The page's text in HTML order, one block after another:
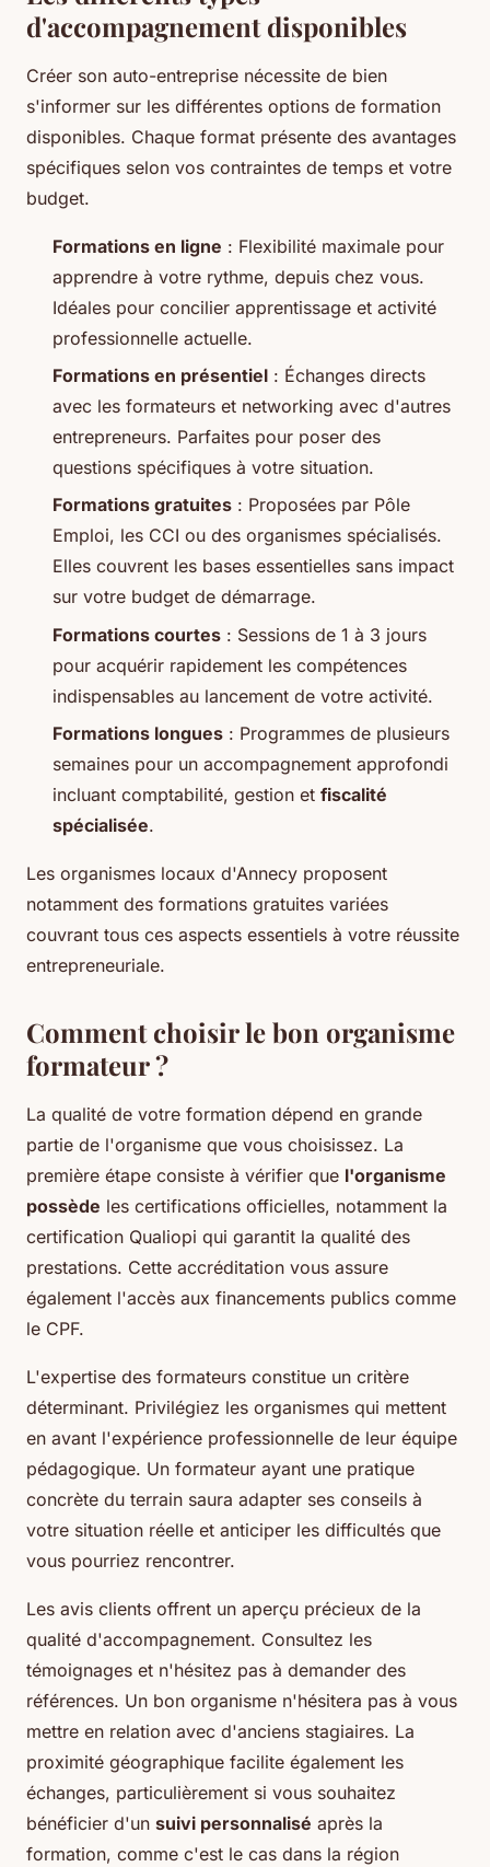
d'accompagnement disponibles
Créer son auto-entreprise nécessite de bien
s'informer sur les différentes options de formation
disponibles. Chaque format présente des avantages
spécifiques selon vos contraintes de temps et votre
budget.
Formations en ligne : Flexibilité maximale pour
apprendre à votre rythme, depuis chez vous.
Idéales pour concilier apprentissage et activité
professionnelle actuelle.
Formations en présentiel : Échanges directs
avec les formateurs et networking avec d'autres
entrepreneurs. Parfaites pour poser des
questions spécifiques à votre situation.
Formations gratuites : Proposées par Pôle
Emploi, les CCI ou des organismes spécialisés.
Elles couvrent les bases essentielles sans impact
sur votre budget de démarrage.
Formations courtes : Sessions de 1 à 3 jours
pour acquérir rapidement les compétences
indispensables au lancement de votre activité.
Formations longues : Programmes de plusieurs
semaines pour un accompagnement approfondi
incluant comptabilité, gestion et fiscalité
spécialisée.
Les organismes locaux d'Annecy proposent
notamment des formations gratuites variées
couvrant tous ces aspects essentiels à votre réussite
entrepreneuriale.
Comment choisir le bon organisme
formateur ?
La qualité de votre formation dépend en grande
partie de l'organisme que vous choisissez. La
première étape consiste à vérifier que l'organisme
possède les certifications officielles, notamment la
certification Qualiopi qui garantit la qualité des
prestations. Cette accréditation vous assure
également l'accès aux financements publics comme
le CPF.
L'expertise des formateurs constitue un critère
déterminant. Privilégiez les organismes qui mettent
en avant l'expérience professionnelle de leur équipe
pédagogique. Un formateur ayant une pratique
concrète du terrain saura adapter ses conseils à
votre situation réelle et anticiper les difficultés que
vous pourriez rencontrer.
Les avis clients offrent un aperçu précieux de la
qualité d'accompagnement. Consultez les
témoignages et n'hésitez pas à demander des
références. Un bon organisme n'hésitera pas à vous
mettre en relation avec d'anciens stagiaires. La
proximité géographique facilite également les
échanges, particulièrement si vous souhaitez
bénéficier d'un suivi personnalisé après la
formation, comme c'est le cas dans la région